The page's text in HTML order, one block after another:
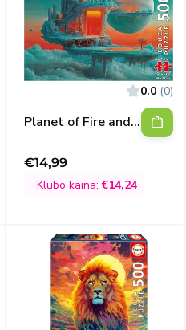
0.0 (0)
Planet of Fire and
Išpardavimo
kaina
€14,99
Klubo kaina:€14,24